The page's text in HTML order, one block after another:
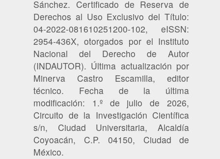
Sánchez. Certificado de Reserva de
Derechos al Uso Exclusivo del Título:
04-2022-081610251200-102, eISSN:
2954-436X, otorgados por el Instituto
Nacional del Derecho de Autor
(INDAUTOR). Última actualización por
Minerva Castro Escamilla, editor
técnico. Fecha de la última
modificación: 1.º de julio de 2026,
Circuito de la Investigación Científica
s/n, Ciudad Universitaria, Alcaldía
Coyoacán, C.P. 04150, Ciudad de
México.